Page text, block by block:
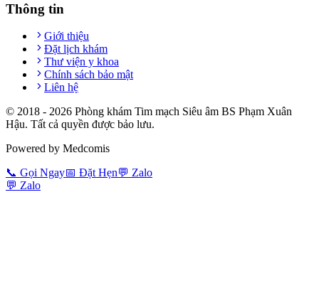
Thông tin
Giới thiệu
Đặt lịch khám
Thư viện y khoa
Chính sách bảo mật
Liên hệ
© 2018 - 2026 Phòng khám Tim mạch Siêu âm BS Phạm Xuân
Hậu. Tất cả quyền được bảo lưu.
Powered by Medcomis
📞 Gọi Ngay📅 Đặt Hẹn💬 Zalo
💬 Zalo